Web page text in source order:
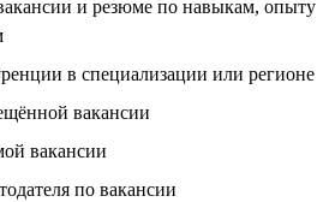
и резюме по навыкам, опыту
в специализации или регионе
вакансии
вакансии
по вакансии